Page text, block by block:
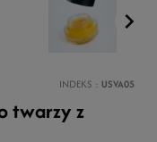
INDEKS USVA05
twarzy z